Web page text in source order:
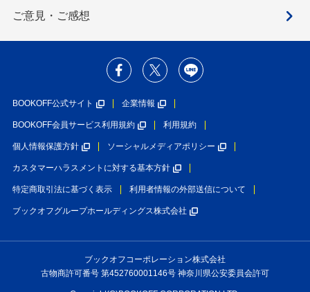
ご意見・ご感想
BOOKOFF公式サイト 企業情報
BOOKOFF会員サービス利用規約 利用規約
個人情報保護方針 ソーシャルメディアポリシー
カスタマーハラスメントに対する基本方針
特定商取引法に基づく表示 利用者情報の外部送信について
ブックオフグループホールディングス株式会社
ブックオフコーポレーション株式会社
古物商許可番号 第452760001146号 神奈川県公安委員会許可